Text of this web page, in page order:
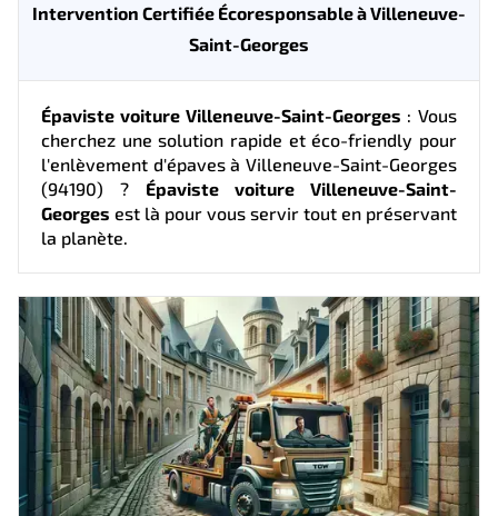
Intervention Certifiée Écoresponsable à Villeneuve-
Saint-Georges
Épaviste voiture Villeneuve-Saint-Georges : Vous
cherchez une solution rapide et éco-friendly pour
l'enlèvement d'épaves à Villeneuve-Saint-Georges
(94190) ? Épaviste voiture Villeneuve-Saint-
Georges est là pour vous servir tout en préservant
la planète.